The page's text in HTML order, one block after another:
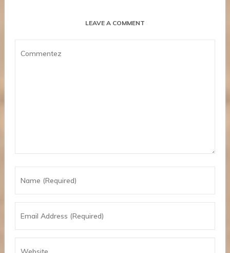
LEAVE A COMMENT